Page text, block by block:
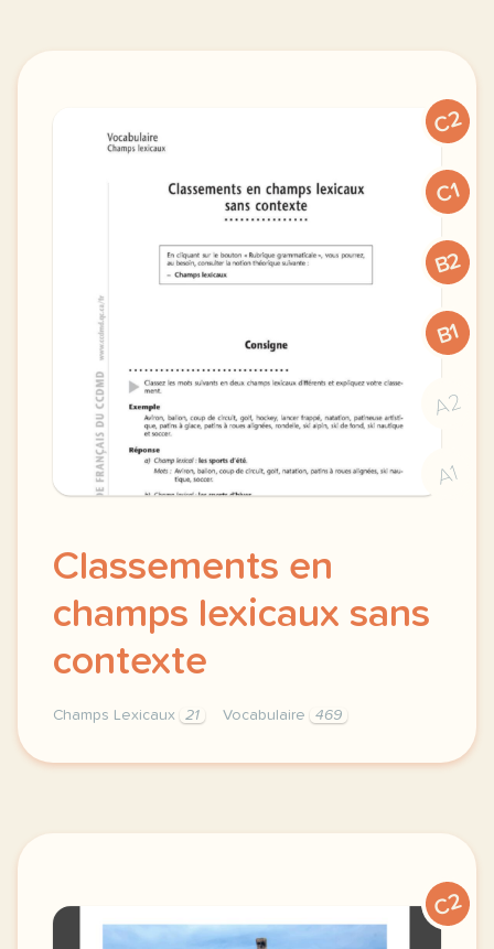
C2
C1
B2
B1
A2
A1
Classements en
champs lexicaux sans
contexte
Champs Lexicaux 21 Vocabulaire 469
classements en champs lexicaux vocabulaire
C2